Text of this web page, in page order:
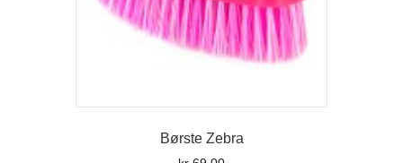
Børste Zebra